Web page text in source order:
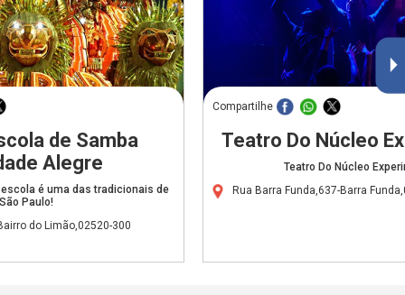
de Samba
Alegre
é uma das tradicionais de
São Paulo!
do Limão,02520-300
Compartilhe
Teatro Do Núcleo
Teatro Do Núcleo
Rua Barra Funda,637-Barra